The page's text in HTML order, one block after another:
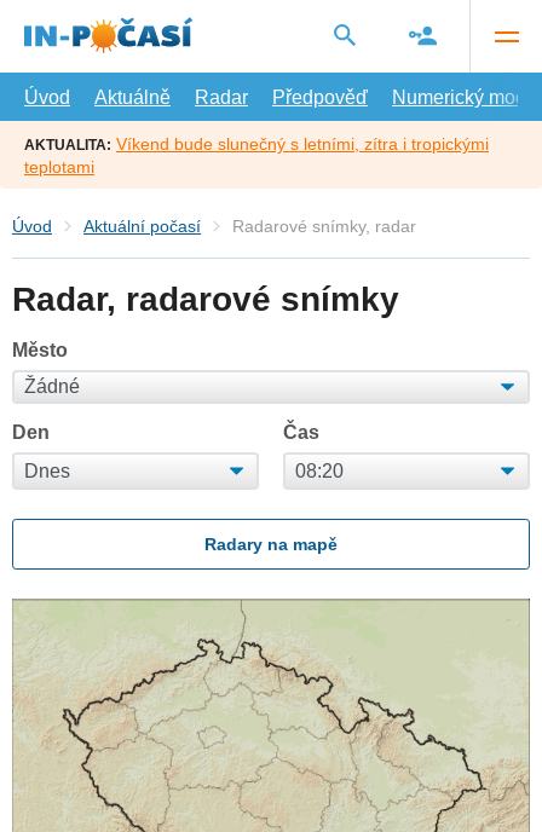
hlavní
Úvod
Aktuálně Radar Předpověď Numerický model
AKTUALITA: Víkend bude slunečný s letními, zítra i tropickými
teplotami
Úvod Aktuální počasí Radarové snímky, radar
Radar, radarové snímky
Město
Den Čas
Radary na mapě